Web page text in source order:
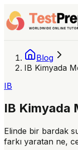
Blog
IB Kimyada
IB
IB Kimyada
Elinde bir bardak
farkı yaratan ne,